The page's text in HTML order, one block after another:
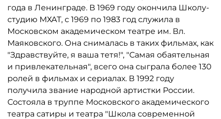
года в Ленинграде. В 1969 году окончила Школу-
студию МХАТ, с 1969 по 1983 год служила в
Московском академическом театре им. Вл.
Маяковского. Она снималась в таких фильмах, как
"Здравствуйте, я ваша тетя!", "Самая обаятельная
и привлекательная", всего она сыграла более 130
ролей в фильмах и сериалах. В 1992 году
получила звание народной артистки России.
Состояла в труппе Московского академического
театра сатиры и театра "Школа современной